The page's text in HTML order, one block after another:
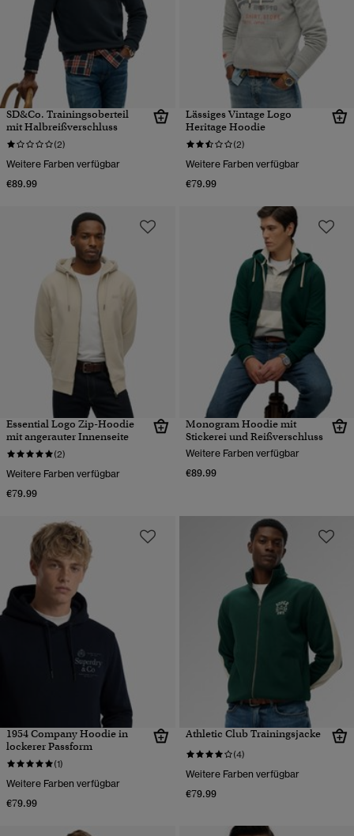
SD&Co. Trainingsoberteil
mit Halbreißverschluss
(2)
Weitere Farben verfügbar
€89.99
Lässiges Vintage Logo
Heritage Hoodie
(2)
Weitere Farben verfügbar
€79.99
Essential Logo Zip-Hoodie
mit angerauter Innenseite
(2)
Weitere Farben verfügbar
€79.99
Monogram Hoodie mit
Stickerei und Reißverschluss
Weitere Farben verfügbar
€89.99
1954 Company Hoodie in
lockerer Passform
(1)
Weitere Farben verfügbar
€79.99
Athletic Club Trainingsjacke
(4)
Weitere Farben verfügbar
€79.99